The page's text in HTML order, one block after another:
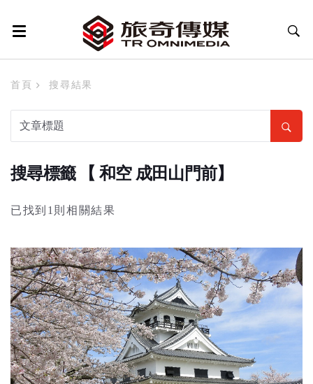
首頁 搜尋結果
搜尋標籤 【 和空 成田山門前】
已找到1則相關結果